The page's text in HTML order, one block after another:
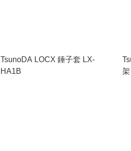
TsunoDA LOCX 錘子套 LX-
HA1B